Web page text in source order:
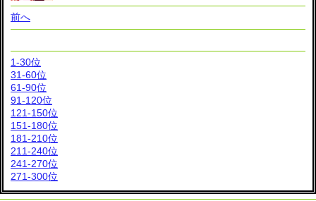
前へ
1-30位
31-60位
61-90位
91-120位
121-150位
151-180位
181-210位
211-240位
241-270位
271-300位